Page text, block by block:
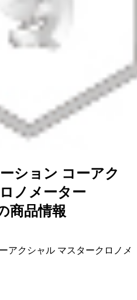
ション コーアク
ノメーター
商品情報
アクシャル マスタークロノメ